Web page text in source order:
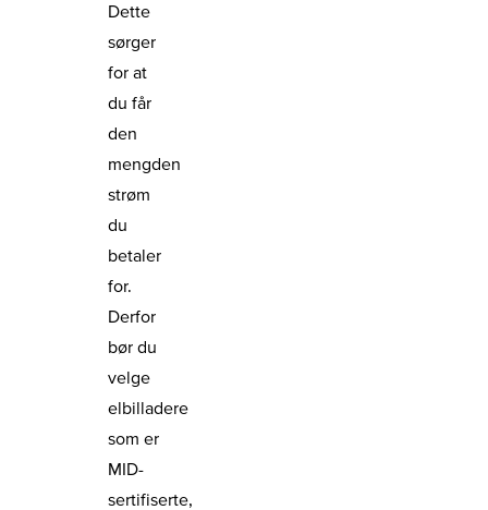
Dette
sørger
for at
du får
den
mengden
strøm
du
betaler
for.
Derfor
bør du
velge
elbilladere
som er
MID-
sertifiserte,